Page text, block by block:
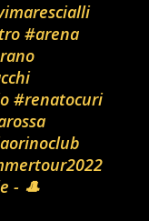
#arena
#renatocuri
- 🎩